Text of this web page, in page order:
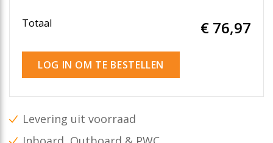
Totaal € 76,97
LOG IN OM TE BESTELLEN
Levering uit voorraad